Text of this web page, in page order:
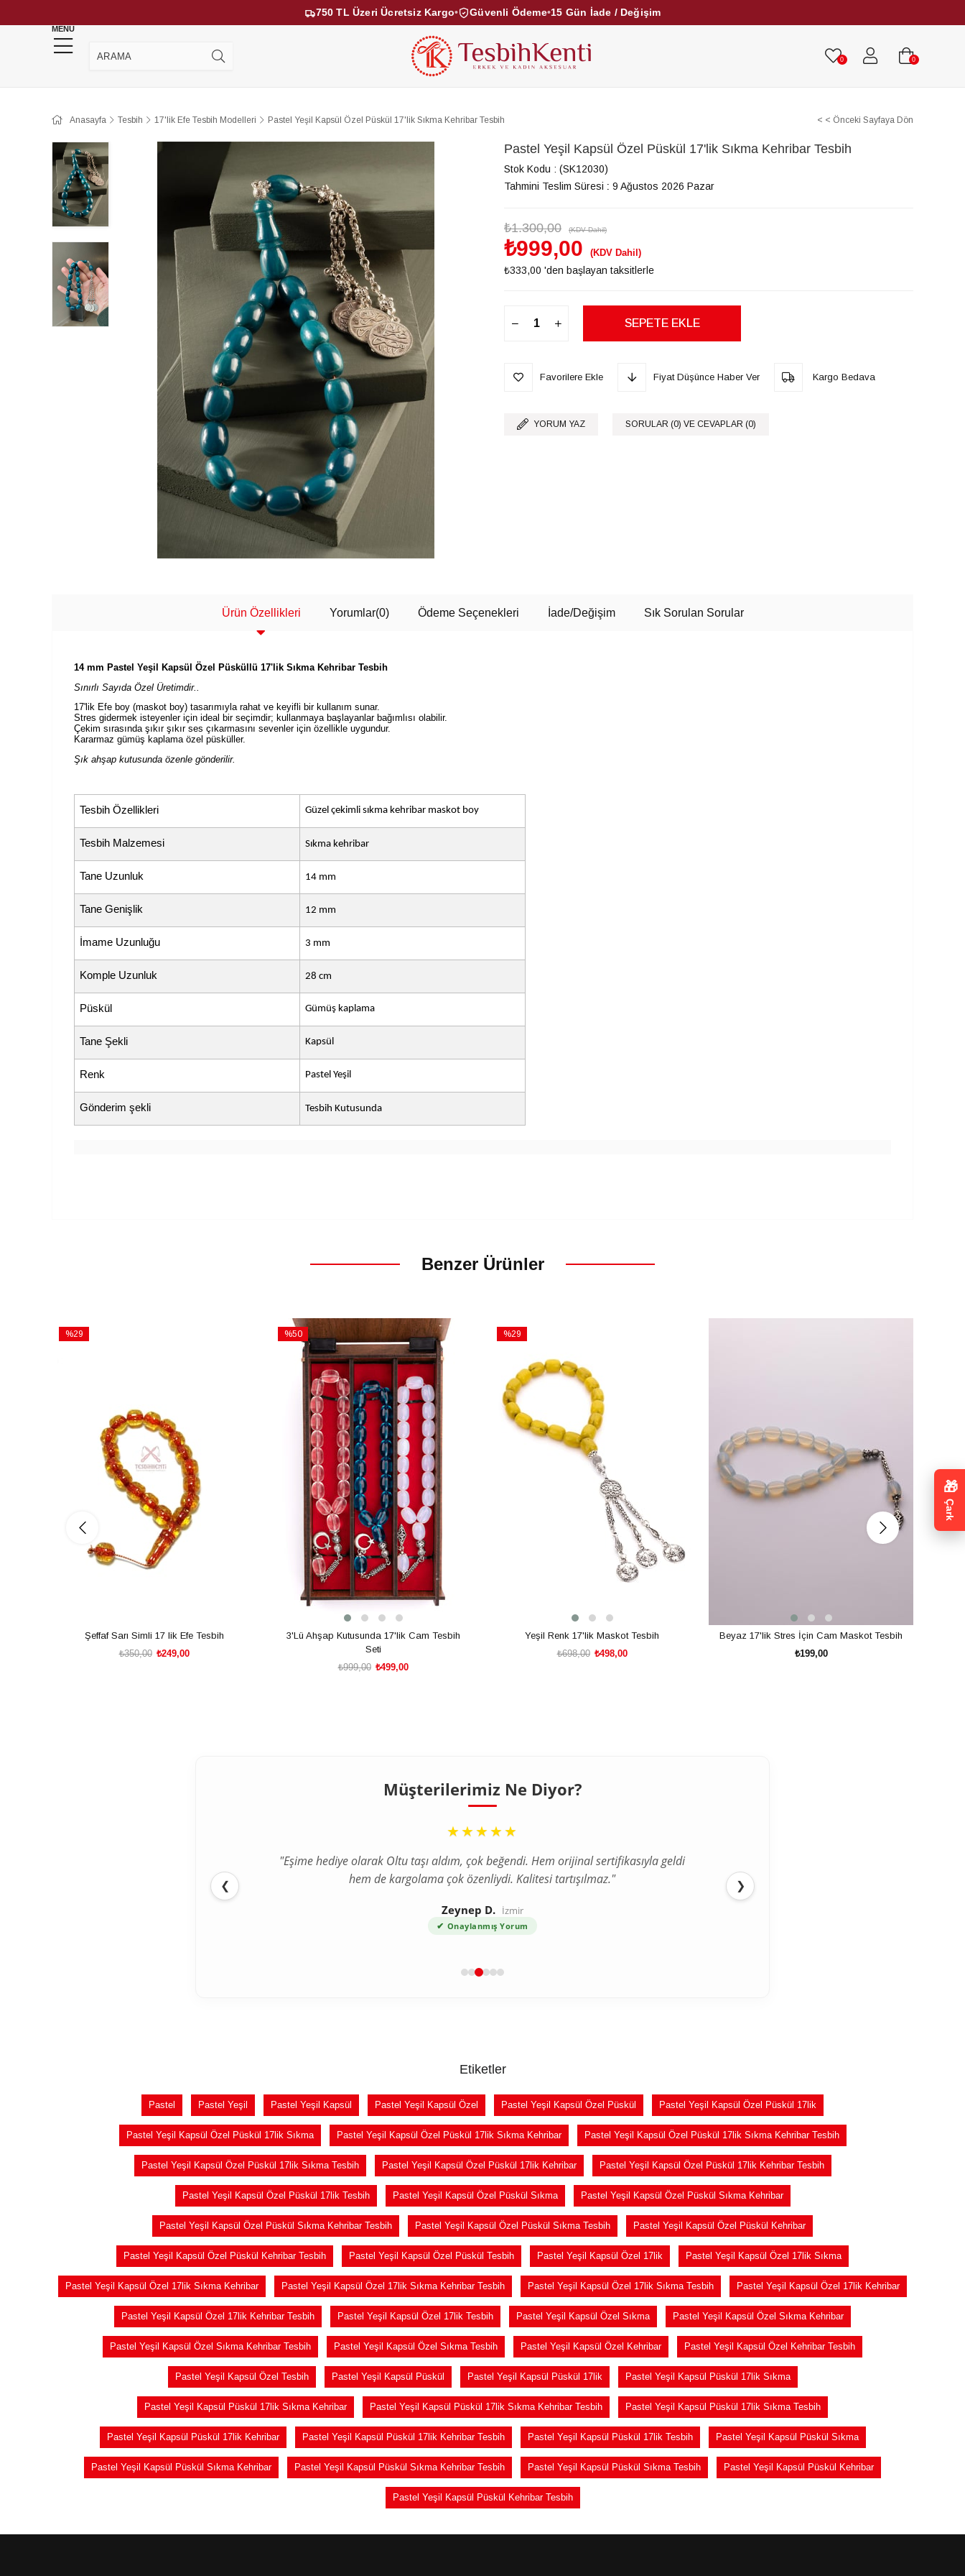
750 TL Üzeri Ücretsiz Kargo• Güvenli Ödeme•15 Gün İade / Değişim
MENU
0 0
KEHRİBAR TESBİHLER KUKA TESBİHLER
Anasayfa Tesbih 17'lik Efe Tesbih Modelleri Pastel Yeşil Kapsül Özel Püskül 17'lik Sıkma Kehribar Tesbih < < Önceki Sayfaya Dön
Pastel Yeşil Kapsül Özel Püskül 17'lik Sıkma Kehribar Tesbih
Stok Kodu
(SK12030)
Tahmini Teslim Süresi : 9 Ağustos 2026 Pazar
₺1.300,00 (KDV Dahil)
₺999,00 (KDV Dahil)
₺333,00 'den başlayan taksitlerle
Favorilere Ekle Fiyat Düşünce Haber Ver Kargo Bedava
YORUM YAZ SORULAR (0) VE CEVAPLAR (0)
Ürün Özellikleri Yorumlar(0) Ödeme Seçenekleri İade/Değişim Sık Sorulan Sorular
14 mm Pastel Yeşil Kapsül Özel Püsküllü 17'lik Sıkma Kehribar Tesbih
Sınırlı Sayıda Özel Üretimdir..
17'lik Efe boy (maskot boy) tasarımıyla rahat ve keyifli bir kullanım sunar.
Stres gidermek isteyenler için ideal bir seçimdir; kullanmaya başlayanlar bağımlısı olabilir.
Çekim sırasında şıkır şıkır ses çıkarmasını sevenler için özellikle uygundur.
Kararmaz gümüş kaplama özel püsküller.
Şık ahşap kutusunda özenle gönderilir.
Tesbih Özellikleri Güzel çekimli sıkma kehribar maskot boy
Tesbih Malzemesi Sıkma kehribar
Tane Uzunluk 14 mm
Tane Genişlik 12 mm
İmame Uzunluğu 3 mm
Komple Uzunluk 28 cm
Püskül Gümüş kaplama
Tane Şekli Kapsül
Renk Pastel Yeşil
Gönderim şekli Tesbih Kutusunda
Benzer Ürünler
%29
Şeffaf Sarı Simli 17 lik Efe Tesbih
₺249,00
₺350,00
%50
İndirim
%50İndirim
3'Lü Ahşap Kutusunda 17'lik Cam Tesbih
Seti
₺499,00
₺999,00
%29
%29İndirim
Yeşil Renk 17'lik Maskot Tesbih
₺498,00
₺698,00
Beyaz 17'lik Stres İçin Cam Maskot Tesbih
₺199,00
Müşterilerimiz Ne Diyor?
❮
“
★★★★★
"Eşime hediye olarak Oltu taşı aldım, çok beğendi. Hem orijinal sertifikasıyla geldi
hem de kargolama çok özenliydi. Kalitesi tartışılmaz."
Zeynep D. İzmir
✔ Onaylanmış Yorum
❯
Etiketler
Pastel Pastel Yeşil Pastel Yeşil Kapsül Pastel Yeşil Kapsül Özel Pastel Yeşil Kapsül Özel Püskül Pastel Yeşil Kapsül Özel Püskül 17lik
Pastel Yeşil Kapsül Özel Püskül 17lik Sıkma Pastel Yeşil Kapsül Özel Püskül 17lik Sıkma Kehribar Pastel Yeşil Kapsül Özel Püskül 17lik Sıkma Kehribar Tesbih
Pastel Yeşil Kapsül Özel Püskül 17lik Sıkma Tesbih Pastel Yeşil Kapsül Özel Püskül 17lik Kehribar Pastel Yeşil Kapsül Özel Püskül 17lik Kehribar Tesbih
Pastel Yeşil Kapsül Özel Püskül 17lik Tesbih Pastel Yeşil Kapsül Özel Püskül Sıkma Pastel Yeşil Kapsül Özel Püskül Sıkma Kehribar
Pastel Yeşil Kapsül Özel Püskül Sıkma Kehribar Tesbih Pastel Yeşil Kapsül Özel Püskül Sıkma Tesbih Pastel Yeşil Kapsül Özel Püskül Kehribar
Pastel Yeşil Kapsül Özel Püskül Kehribar Tesbih Pastel Yeşil Kapsül Özel Püskül Tesbih Pastel Yeşil Kapsül Özel 17lik Pastel Yeşil Kapsül Özel 17lik Sıkma
Pastel Yeşil Kapsül Özel 17lik Sıkma Kehribar Pastel Yeşil Kapsül Özel 17lik Sıkma Kehribar Tesbih Pastel Yeşil Kapsül Özel 17lik Sıkma Tesbih Pastel Yeşil Kapsül Özel 17lik Kehribar
Pastel Yeşil Kapsül Özel 17lik Kehribar Tesbih Pastel Yeşil Kapsül Özel 17lik Tesbih Pastel Yeşil Kapsül Özel Sıkma Pastel Yeşil Kapsül Özel Sıkma Kehribar
Pastel Yeşil Kapsül Özel Sıkma Kehribar Tesbih Pastel Yeşil Kapsül Özel Sıkma Tesbih Pastel Yeşil Kapsül Özel Kehribar Pastel Yeşil Kapsül Özel Kehribar Tesbih
Pastel Yeşil Kapsül Özel Tesbih Pastel Yeşil Kapsül Püskül Pastel Yeşil Kapsül Püskül 17lik Pastel Yeşil Kapsül Püskül 17lik Sıkma
Pastel Yeşil Kapsül Püskül 17lik Sıkma Kehribar Pastel Yeşil Kapsül Püskül 17lik Sıkma Kehribar Tesbih Pastel Yeşil Kapsül Püskül 17lik Sıkma Tesbih
Pastel Yeşil Kapsül Püskül 17lik Kehribar Pastel Yeşil Kapsül Püskül 17lik Kehribar Tesbih Pastel Yeşil Kapsül Püskül 17lik Tesbih Pastel Yeşil Kapsül Püskül Sıkma
Pastel Yeşil Kapsül Püskül Sıkma Kehribar Pastel Yeşil Kapsül Püskül Sıkma Kehribar Tesbih Pastel Yeşil Kapsül Püskül Sıkma Tesbih Pastel Yeşil Kapsül Püskül Kehribar
Pastel Yeşil Kapsül Püskül Kehribar Tesbih
🎁
Çark